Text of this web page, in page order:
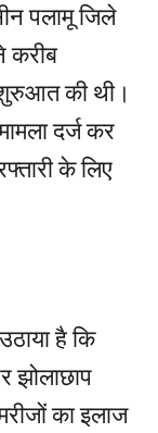
पलामू जिले
करीब
की थी।
दर्ज कर
के लिए
है कि
का इलाज